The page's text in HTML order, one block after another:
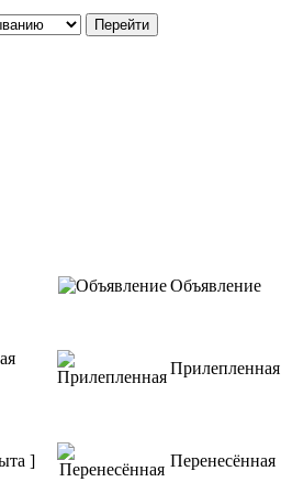
Объявление
Прилепленная
] Перенесённая